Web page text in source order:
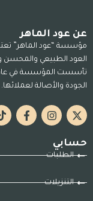
عن عود الماهر
مؤسسة “عود الماهر”
العود الطبيعي والمحسن
الجودة والأصالة لعملائها.
حسابي
الطلبات
التنزيلات